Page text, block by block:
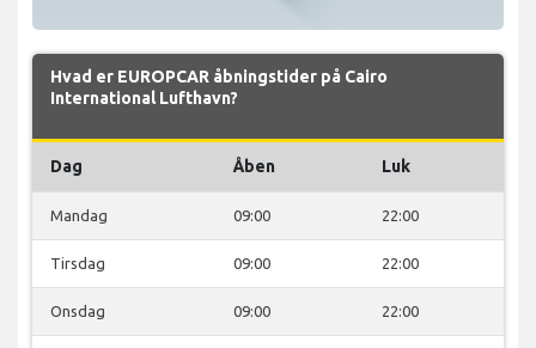
Hvad er EUROPCAR åbningstider på Cairo
International Lufthavn?
Dag Åben Luk
Mandag 09:00 22:00
Tirsdag 09:00 22:00
Onsdag 09:00 22:00